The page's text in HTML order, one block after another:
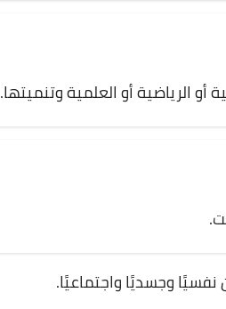
الرياضية أو العلمية وتنميتها.
وجسديًا واجتماعيًا.